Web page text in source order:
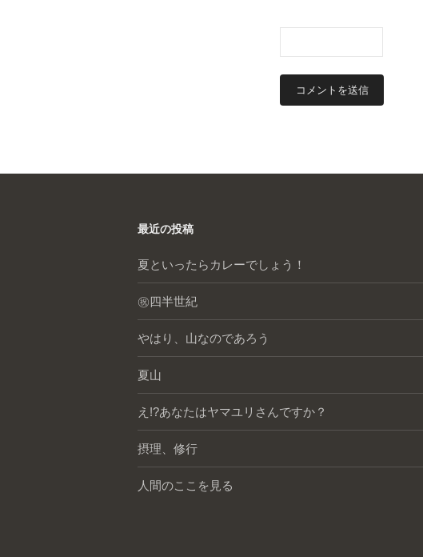
最近の投稿
夏といったらカレーでしょう！
㊗️四半世紀
やはり、山なのであろう
夏山
え!?あなたはヤマユリさんですか？
摂理、修行
人間のここを見る